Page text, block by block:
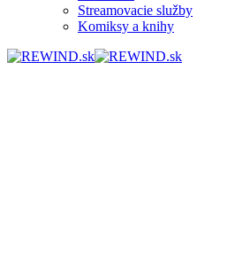
Streamovacie služby
Komiksy a knihy